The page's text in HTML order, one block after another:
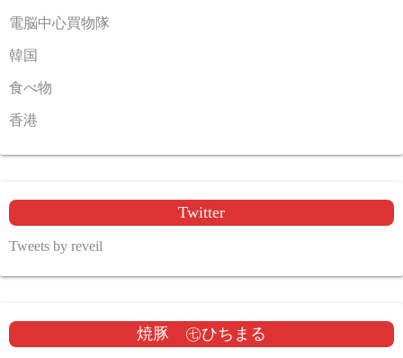
電脳中心買物隊
韓国
食べ物
香港
Twitter
Tweets by reveil
焼豚 ㊆ひちまる